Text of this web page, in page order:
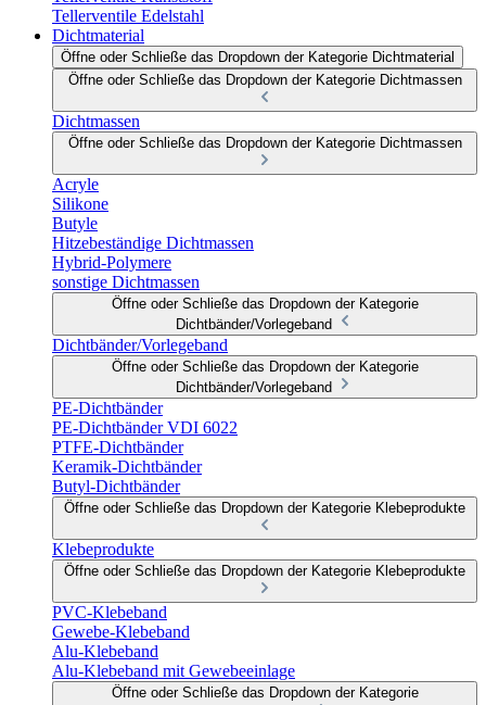
Tellerventile Edelstahl
Dichtmaterial
Öffne oder Schließe das Dropdown der Kategorie Dichtmaterial
Öffne oder Schließe das Dropdown der Kategorie Dichtmassen
Dichtmassen
Öffne oder Schließe das Dropdown der Kategorie Dichtmassen
Acryle
Silikone
Butyle
Hitzebeständige Dichtmassen
Hybrid-Polymere
sonstige Dichtmassen
Öffne oder Schließe das Dropdown der Kategorie
Dichtbänder/Vorlegeband
Dichtbänder/Vorlegeband
Öffne oder Schließe das Dropdown der Kategorie
Dichtbänder/Vorlegeband
PE-Dichtbänder
PE-Dichtbänder VDI 6022
PTFE-Dichtbänder
Keramik-Dichtbänder
Butyl-Dichtbänder
Öffne oder Schließe das Dropdown der Kategorie Klebeprodukte
Klebeprodukte
Öffne oder Schließe das Dropdown der Kategorie Klebeprodukte
PVC-Klebeband
Gewebe-Klebeband
Alu-Klebeband
Alu-Klebeband mit Gewebeeinlage
Öffne oder Schließe das Dropdown der Kategorie